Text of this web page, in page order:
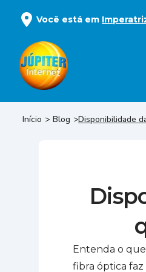
Você está em
Início Blog Disponibilidade
Entenda o
fibra óptica